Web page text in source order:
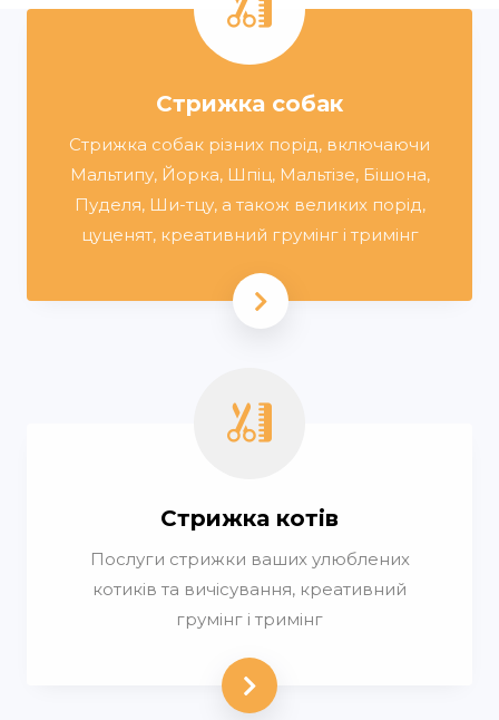
Стрижка собак
Стрижка собак різних порід, включаючи
Мальтипу, Йорка, Шпіц, Мальтізе, Бішона,
Пуделя, Ши-тцу, а також великих порід,
цуценят, креативний грумінг і тримінг
Стрижка котів
Послуги стрижки ваших улюблених
котиків та вичісування, креативний
грумінг і тримінг